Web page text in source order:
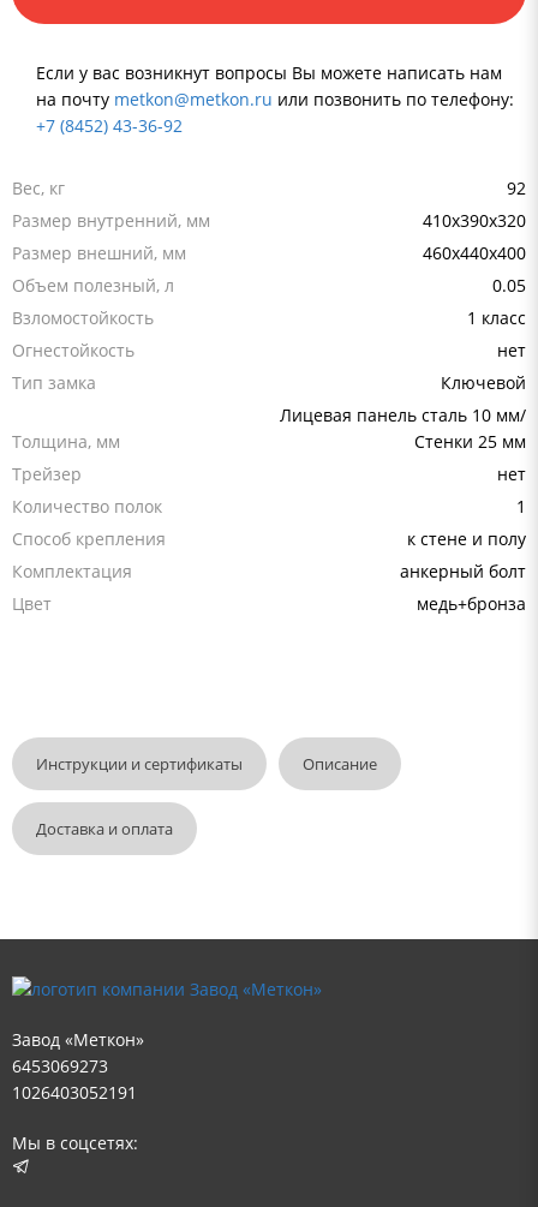
Если у вас возникнут вопросы Вы можете написать нам
на почту metkon@metkon.ru или позвонить по телефону:
+7 (8452) 43-36-92
Вес, кг
92
Размер внутренний, мм
410x390x320
Размер внешний, мм
460x440x400
Объем полезный, л
0.05
Взломостойкость
1 класс
Огнестойкость
нет
Тип замка
Ключевой
Толщина, мм
Лицевая панель сталь 10 мм/
Стенки 25 мм
Трейзер
нет
Количество полок
1
Способ крепления
к стене и полу
Комплектация
анкерный болт
Цвет
медь+бронза
Инструкции и сертификаты Описание
Доставка и оплата
Завод «Меткон»
6453069273
1026403052191
Мы в соцсетях: